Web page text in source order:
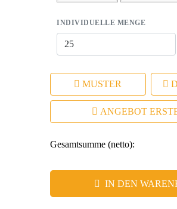
INDIVIDUELLE MENGE
MUSTER
ANGEBOT
Gesamtsumme (netto):
IN DEN